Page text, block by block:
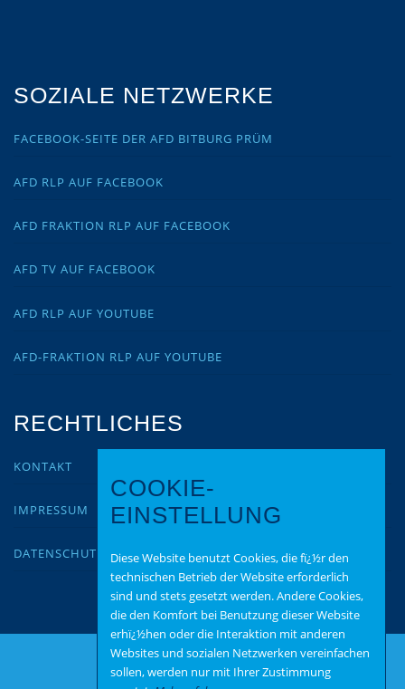
SOZIALE NETZWERKE
FACEBOOK-SEITE DER AFD BITBURG PRÜM
AFD RLP AUF FACEBOOK
AFD FRAKTION RLP AUF FACEBOOK
AFD TV AUF FACEBOOK
AFD RLP AUF YOUTUBE
AFD-FRAKTION RLP AUF YOUTUBE
RECHTLICHES
KONTAKT
IMPRESSUM
DATENSCHUTZ
COOKIE-
EINSTELLUNG
Diese Website benutzt Cookies, die fï¿½r den
technischen Betrieb der Website erforderlich
sind und stets gesetzt werden. Andere Cookies,
die den Komfort bei Benutzung dieser Website
erhï¿½hen oder die Interaktion mit anderen
Websites und sozialen Netzwerken vereinfachen
sollen, werden nur mit Ihrer Zustimmung